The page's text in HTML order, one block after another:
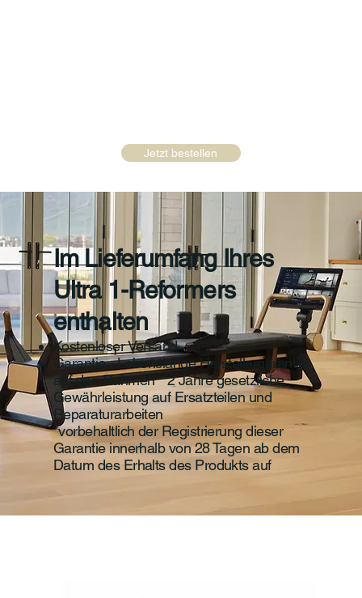
Jetzt bestellen
Im Lieferumfang Ihres
Ultra 1-Reformers
enthalten
Kostenloser Versand
Garantie - Lebenslange Herstellergarantie
auf den Rahmen * 2 Jahre gesetzliche
Gewährleistung auf Ersatzteilen und
Reparaturarbeiten
*vorbehaltlich der Registrierung dieser
Garantie innerhalb von 28 Tagen ab dem
Datum des Erhalts des Produkts auf